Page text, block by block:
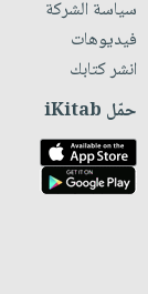
سياسة الشركة
فيديوهات
انشر كتابك
حمّل iKitab